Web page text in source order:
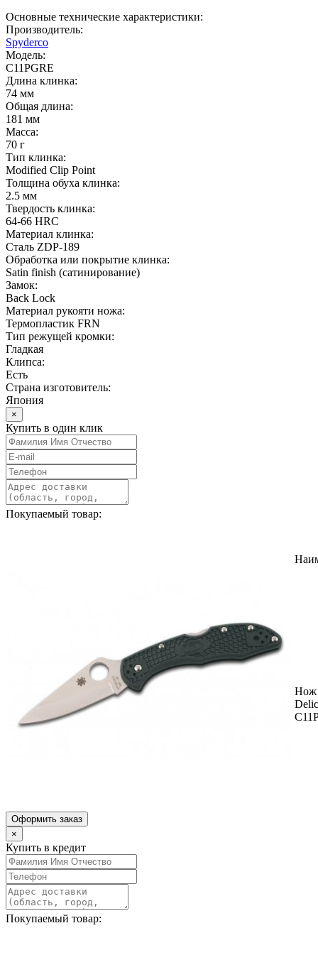
Основные технические характеристики:
Производитель:
Spyderco
Модель:
C11PGRE
Длина клинка:
74 мм
Общая длина:
181 мм
Масса:
70 г
Тип клинка:
Modified Clip Point
Толщина обуха клинка:
2.5 мм
Твердость клинка:
64-66 HRC
Материал клинка:
Сталь ZDP-189
Обработка или покрытие клинка:
Satin finish (cатинирование)
Замок:
Back Lock
Материал рукояти ножа:
Термопластик FRN
Тип режущей кромки:
Гладкая
Клипса:
Есть
Страна изготовитель:
Япония
×
Купить в один клик
Покупаемый товар:
Нож
Оформить заказ
×
Купить в кредит
Покупаемый товар: